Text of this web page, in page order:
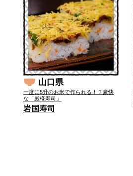
山口県
一度に5升のお米で作られる！？豪快
な「殿様寿司」
岩国寿司